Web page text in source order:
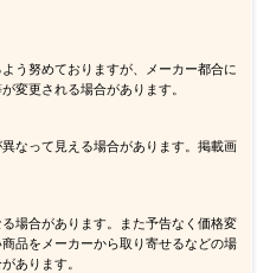
う努めておりますが、メーカー都合に
変更される場合があります。
なって見える場合があります。掲載画
場合があります。また予告なく価格変
品をメーカーから取り寄せるなどの場
あります。